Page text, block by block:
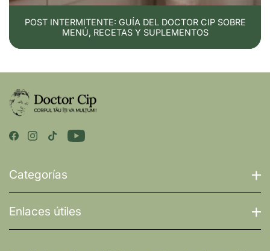
POST INTERMITENTE: GUÍA DEL DOCTOR CIP SOBRE
MENÚ, RECETAS Y SUPLEMENTOS
Categorías
Enlaces útiles